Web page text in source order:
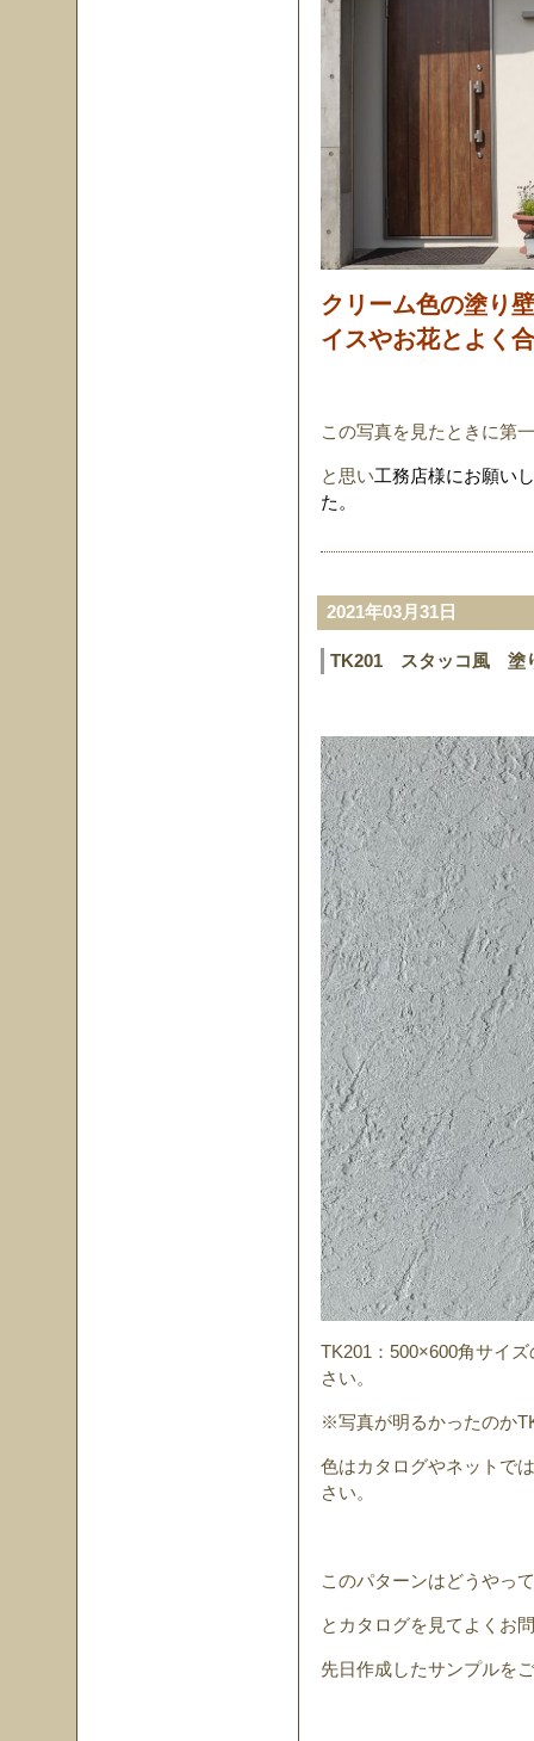
クリーム色の塗り
イスやお花とよく
この写真を見たときに第
と思い工務店様にお願い
た。
2021年03月31日
TK201 スタッコ風 塗
TK201：500×600角サイ
さい。
※写真が明るかったのか
色はカタログやネットで
さい。
このパターンはどうやっ
とカタログを見てよくお
先日作成したサンプルを